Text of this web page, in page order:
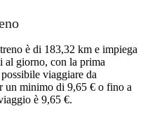
è di 183,32 km e impiega
al giorno, con la prima
viaggiare da
un minimo di 9,65 € o fino a
è 9,65 €.